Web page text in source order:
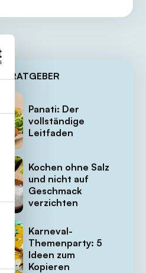
RATGEBER
Panati: Der
vollständige
Leitfaden
Kochen ohne Salz
und nicht auf
Geschmack
verzichten
Karneval-
Themenparty: 5
Ideen zum
Kopieren